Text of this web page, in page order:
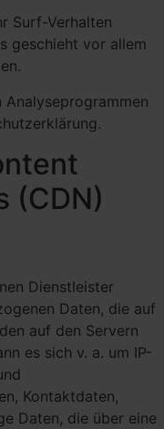
Surf-Verhalten
geschieht vor allem
(CDN)
Dienstleister
Daten, die auf
auf den Servern
es sich v. a. um IP-
Kontaktdaten,
Daten, die über eine